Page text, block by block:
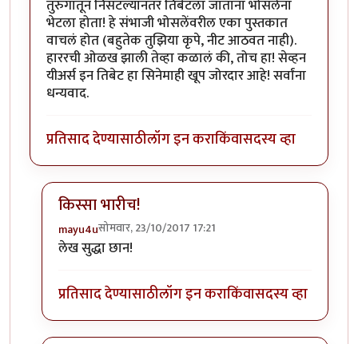
तुरुंगातून निसटल्यानंतर तिबेटला जाताना भोसलेंना
भेटला होता! हे संभाजी भोसलेंवरील एका पुस्तकात
वाचलं होत (बहुतेक तुझिया कृपे, नीट आठवत नाही).
हाररची ओळख झाली तेव्हा कळालं की, तोच हा! सेव्हन
यीअर्स इन तिबेट हा सिनेमाही खूप जोरदार आहे! सर्वांना
धन्यवाद.
प्रतिसाद देण्यासाठीलॉग इन कराकिंवासदस्य व्हा
किस्सा भारीच!
mayu4uसोमवार, 23/10/2017 17:21
In reply toखूप धन्यवाद!
लेख सुद्धा छान!
प्रतिसाद देण्यासाठीलॉग इन कराकिंवासदस्य व्हा